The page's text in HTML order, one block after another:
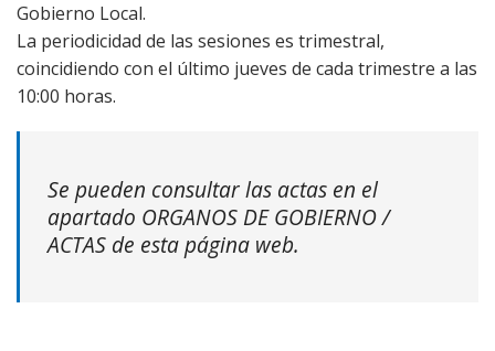
Gobierno Local.
La periodicidad de las sesiones es trimestral,
coincidiendo con el último jueves de cada trimestre a las
10:00 horas.
Se pueden consultar las actas en el
apartado ORGANOS DE GOBIERNO /
ACTAS de esta página web.